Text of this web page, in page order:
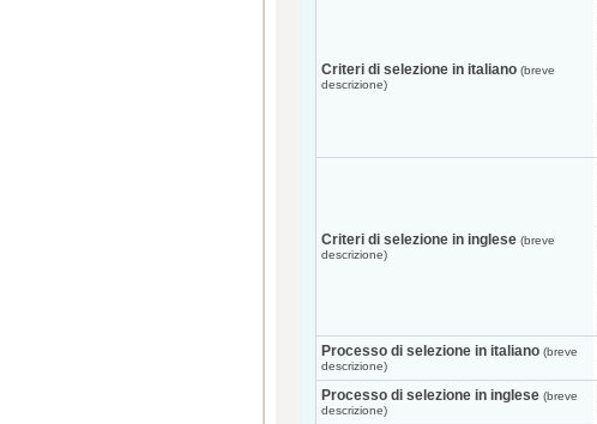
Criteri di selezione in italiano (breve
descrizione)
Criteri di selezione in inglese (breve
descrizione)
Processo di selezione in italiano (breve
descrizione)
Processo di selezione in inglese (breve
descrizione)